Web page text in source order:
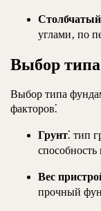
углами‚ по
Выбор
Выбор типа
факторов⁚
Грунт⁚ тип
Вес
прочный